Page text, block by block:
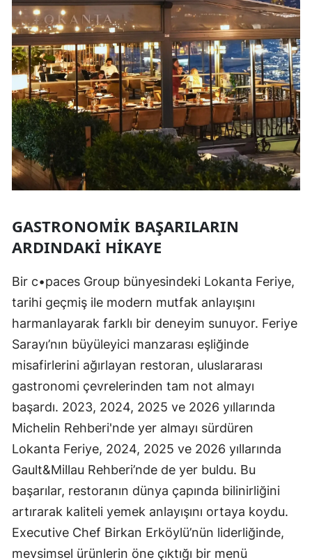
GASTRONOMIK BAŞARILARIN
ARDINDAKI HIKAYE
Bir c•paces Group bünyesindeki Lokanta Feriye,
tarihi geçmiş ile modern mutfak anlayışını
harmanlayarak farklı bir deneyim sunuyor. Feriye
Sarayı’nın büyüleyici manzarası eşliğinde
misafirlerini ağırlayan restoran, uluslararası
gastronomi çevrelerinden tam not almayı
başardı. 2023, 2024, 2025 ve 2026 yıllarında
Michelin Rehberi'nde yer almayı sürdüren
Lokanta Feriye, 2024, 2025 ve 2026 yıllarında
Gault&Millau Rehberi’nde de yer buldu. Bu
başarılar, restoranın dünya çapında bilinirliğini
artırarak kaliteli yemek anlayışını ortaya koydu.
Executive Chef Birkan Erköylü’nün liderliğinde,
mevsimsel ürünlerin öne çıktığı bir menü